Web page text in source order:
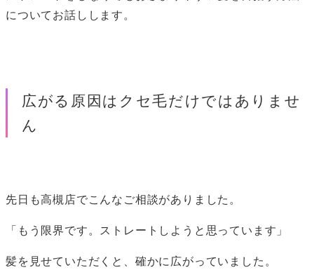
についてお話しします。
広がる原因はクセ毛だけではありませ
ん
先日も高槻店でこんなご相談がありました。
「もう限界です。ストレートしようと思っています」
髪を見せていただくと、確かに広がっていました。